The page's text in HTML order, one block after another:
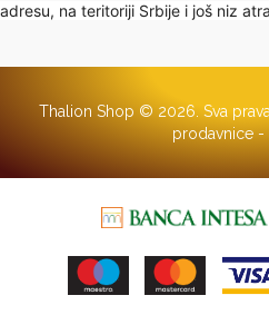
adresu, na teritoriji Srbije i još niz
Thalion Shop © 2026. Sva
prodavnice -